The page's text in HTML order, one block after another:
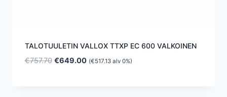
TALOTUULETIN VALLOX TTXP EC 600 VALKOINEN
€757.70 Alkuperäinen
€649.00Nykyinen
(€517.13alv 0%)